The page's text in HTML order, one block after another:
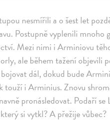
nesmířili a o šest let
Postupně vyplenili mnoho
Mezi nimi i Arminiovu
ale během tažení objevili
dál, dokud bude
touží i Arminius. Znovu
pronásledovat. Podaří
si vytkl? A přežije vůbec?